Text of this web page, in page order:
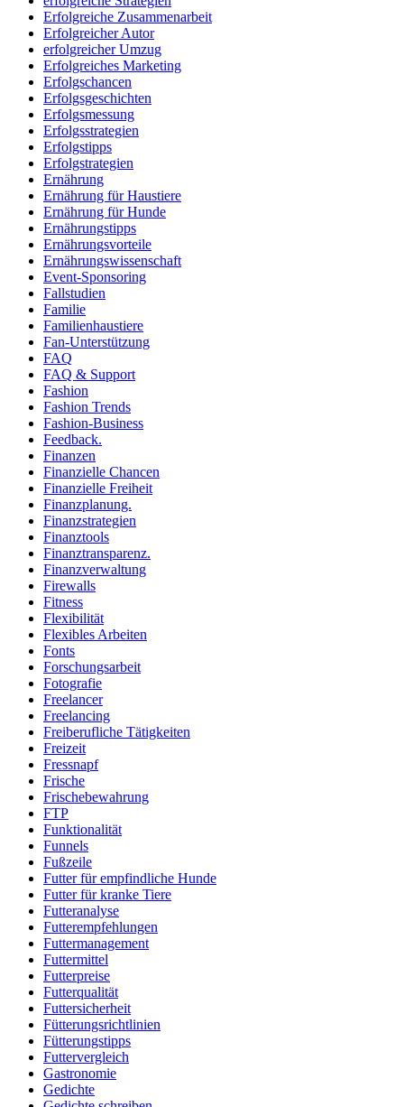
Erfolgreiche Zusammenarbeit
Erfolgreicher Autor
erfolgreicher Umzug
Erfolgreiches Marketing
Erfolgschancen
Erfolgsgeschichten
Erfolgsmessung
Erfolgsstrategien
Erfolgstipps
Erfolgstrategien
Ernährung
Ernährung für Haustiere
Ernährung für Hunde
Ernährungstipps
Ernährungsvorteile
Ernährungswissenschaft
Event-Sponsoring
Fallstudien
Familie
Familienhaustiere
Fan-Unterstützung
FAQ
FAQ & Support
Fashion
Fashion Trends
Fashion-Business
Feedback.
Finanzen
Finanzielle Chancen
Finanzielle Freiheit
Finanzplanung.
Finanzstrategien
Finanztools
Finanztransparenz.
Finanzverwaltung
Firewalls
Fitness
Flexibilität
Flexibles Arbeiten
Fonts
Forschungsarbeit
Fotografie
Freelancer
Freelancing
Freiberufliche Tätigkeiten
Freizeit
Fressnapf
Frische
Frischebewahrung
FTP
Funktionalität
Funnels
Fußzeile
Futter für empfindliche Hunde
Futter für kranke Tiere
Futteranalyse
Futterempfehlungen
Futtermanagement
Futtermittel
Futterpreise
Futterqualität
Futtersicherheit
Fütterungsrichtlinien
Fütterungstipps
Futtervergleich
Gastronomie
Gedichte